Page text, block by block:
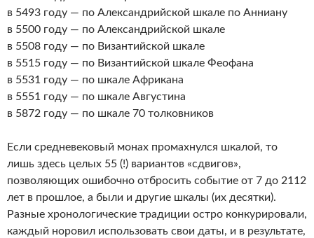
в 5493 году — по Александрийской шкале по Анниану
в 5500 году — по Александрийской шкале
в 5508 году — по Византийской шкале
в 5515 году — по Византийской шкале Феофана
в 5531 году — по шкале Африкана
в 5551 году — по шкале Августина
в 5872 году — по шкале 70 толковников
Если средневековый монах промахнулся шкалой, то
лишь здесь целых 55 (!) вариантов «сдвигов»,
позволяющих ошибочно отбросить событие от 7 до 2112
лет в прошлое, а были и другие шкалы (их десятки).
Разные хронологические традиции остро конкурировали,
каждый норовил использовать свои даты, и в результате,